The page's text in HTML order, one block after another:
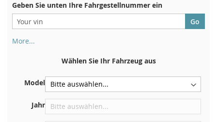
Geben Sie unten Ihre Fahrgestellnummer ein
More...
Zulassungsbescheinigung. Und auch im Auto
Auf der Bodenplatte für den rechten Vordersitz
Zentrieren Sie es an der Trennwand unter der Haube
Direkt im Motorraum
Wählen Sie Ihr Fahrzeug aus
Model
Jahr